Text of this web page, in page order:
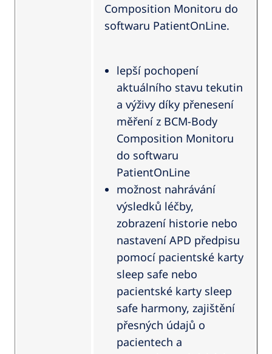
Composition Monitoru do
softwaru PatientOnLine.
lepší pochopení
aktuálního stavu tekutin
a výživy díky přenesení
měření z BCM-Body
Composition Monitoru
do softwaru
PatientOnLine
možnost nahrávání
výsledků léčby,
zobrazení historie nebo
nastavení APD předpisu
pomocí pacientské karty
sleep safe nebo
pacientské karty sleep
safe harmony, zajištění
přesných údajů o
pacientech a